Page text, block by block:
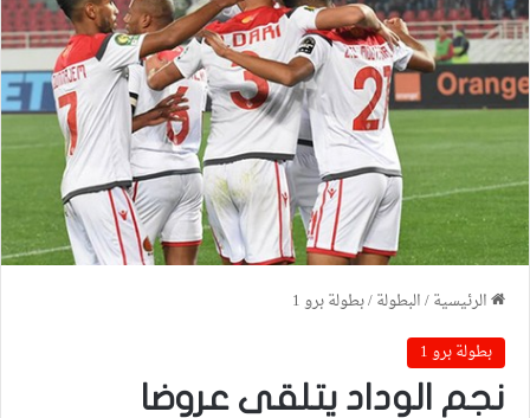
الرئيسية/البطولة/بطولة برو 1
بطولة برو 1
نجم الوداد يتلقى عروضا